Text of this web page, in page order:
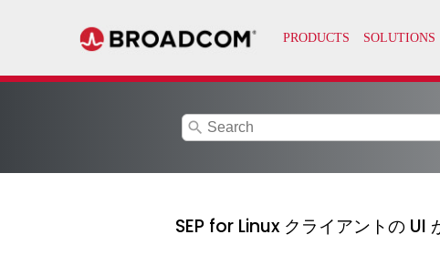
search
SEP for Linux クライアントの UI